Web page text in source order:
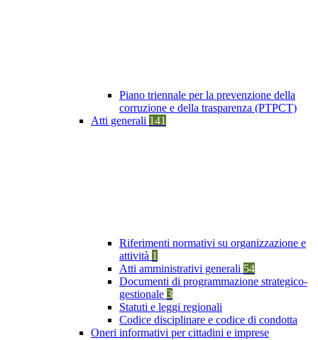
Piano triennale per la prevenzione della
corruzione e della trasparenza (PTPCT)
Atti generali 141
Riferimenti normativi su organizzazione e
attività 1
Atti amministrativi generali 54
Documenti di programmazione strategico-
gestionale 3
Statuti e leggi regionali
Codice disciplinare e codice di condotta
Oneri informativi per cittadini e imprese